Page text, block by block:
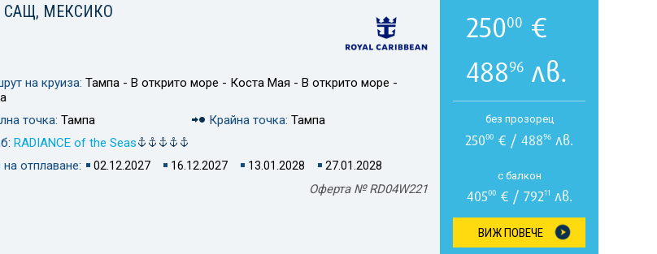
САЩ, МЕКСИКО
на круиза: Тампа - В открито море - Коста Мая - В открито море -
точка: Тампа Крайна точка: Тампа
RADIANCE of the Seas
отплаване:
02.12.2027 16.12.2027 13.01.2028 27.01.2028
Оферта № RD04W221
25000 €
48896 лв.
без прозорец
25000 € / 48896 лв.
с балкон
40500€ / 79211 лв.
ВИЖ ПОВЕЧЕ